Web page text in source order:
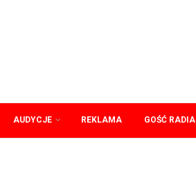
AUDYCJE REKLAMA GOŚĆ RADIA